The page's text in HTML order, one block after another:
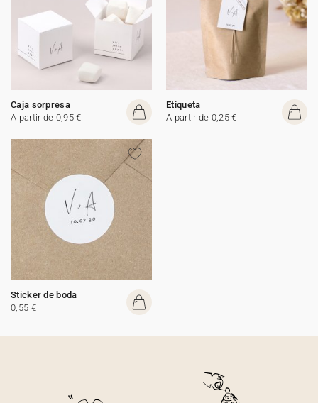
Caja sorpresa
A partir de 0,95 €
Etiqueta
A partir de 0,25 €
Sticker de boda
0,55 €